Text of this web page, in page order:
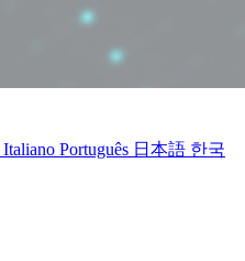
Italiano Português 日本語 한국